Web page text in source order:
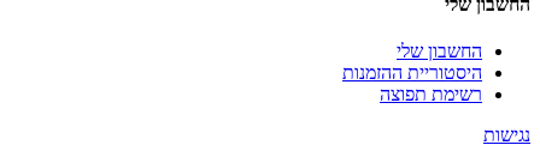
החשבון שלי
היסטוריית ההזמנות
רשימת תפוצה
נגישות